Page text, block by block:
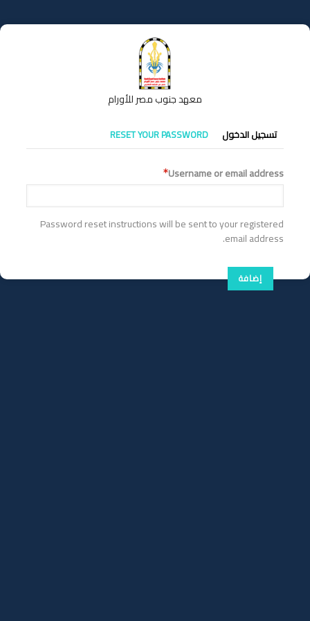
إلى
المحتوى
معهد جنوب مصر للأورام
التبويبات
الأساسية
تسجيل الدخول RESET YOUR PASSWORD
Username or email address
Password reset instructions will be sent to your registered
email address.